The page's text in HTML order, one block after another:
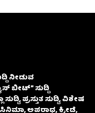
ನೀಡುವ
ಬೀಟ್” ಸುದ್ದಿ
ಪ್ರಸ್ತುತ ಸುದ್ದಿ, ವಿಶೇಷ